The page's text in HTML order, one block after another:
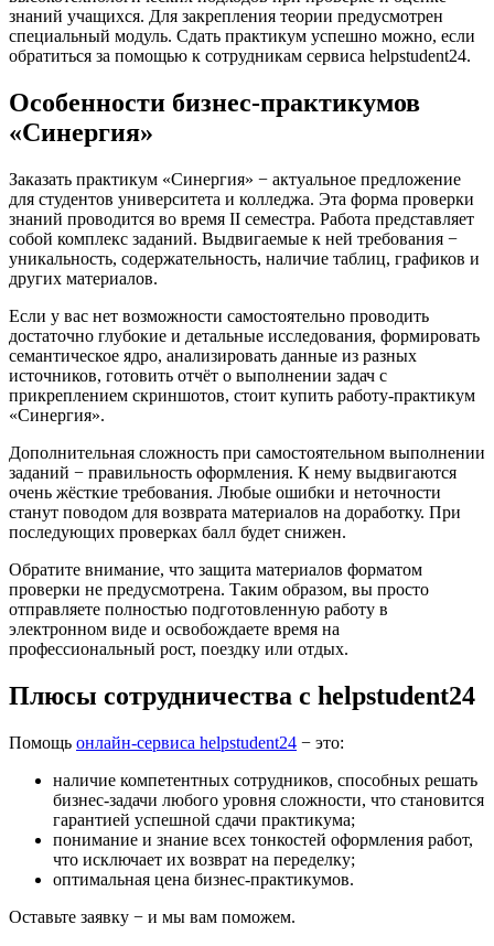
знаний учащихся. Для закрепления теории предусмотрен
специальный модуль. Сдать практикум успешно можно, если
обратиться за помощью к сотрудникам сервиса helpstudent24.
Особенности бизнес-практикумов
«Синергия»
Заказать практикум «Синергия» − актуальное предложение
для студентов университета и колледжа. Эта форма проверки
знаний проводится во время II семестра. Работа представляет
собой комплекс заданий. Выдвигаемые к ней требования −
уникальность, содержательность, наличие таблиц, графиков и
других материалов.
Если у вас нет возможности самостоятельно проводить
достаточно глубокие и детальные исследования, формировать
семантическое ядро, анализировать данные из разных
источников, готовить отчёт о выполнении задач с
прикреплением скриншотов, стоит купить работу-практикум
«Синергия».
Дополнительная сложность при самостоятельном выполнении
заданий − правильность оформления. К нему выдвигаются
очень жёсткие требования. Любые ошибки и неточности
станут поводом для возврата материалов на доработку. При
последующих проверках балл будет снижен.
Обратите внимание, что защита материалов форматом
проверки не предусмотрена. Таким образом, вы просто
отправляете полностью подготовленную работу в
электронном виде и освобождаете время на
профессиональный рост, поездку или отдых.
Плюсы сотрудничества с helpstudent24
Помощь онлайн-сервиса helpstudent24 − это:
наличие компетентных сотрудников, способных решать
бизнес-задачи любого уровня сложности, что становится
гарантией успешной сдачи практикума;
понимание и знание всех тонкостей оформления работ,
что исключает их возврат на переделку;
оптимальная цена бизнес-практикумов.
Оставьте заявку − и мы вам поможем.